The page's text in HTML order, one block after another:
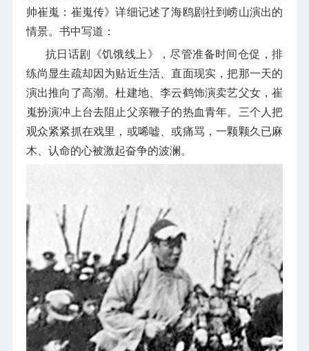
帅崔嵬：崔嵬传》详细记述了海鸥剧社到崂山演出的
情景。书中写道：
抗日话剧《饥饿线上》，尽管准备时间仓促，排
练尚显生疏却因为贴近生活、直面现实，把那一天的
演出推向了高潮。杜建地、李云鹤饰演卖艺父女，崔
嵬扮演冲上台去阻止父亲鞭子的热血青年。三个人把
观众紧紧抓在戏里，或唏嘘、或痛骂，一颗颗久已麻
木、认命的心被激起奋争的波澜。